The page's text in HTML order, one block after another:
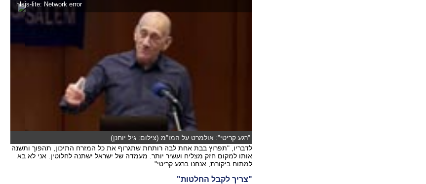
hlsjs-lite: Network error
"רגע קריטי": אולמרט על המו"מ (צילום: גיל יוחנן)
לדבריו, "תפרוץ בבת אחת לבה רותחת שתגרוף את כל המזרח התיכון, תהפוך ותשנה
אותו למקום חזק מצליח ועשיר יותר. מעמדה של ישראל ישתנה לחלוטין. אני לא בא
למתוח ביקורת, אנחנו ברגע קריטי".
"צריך לקבל החלטות"